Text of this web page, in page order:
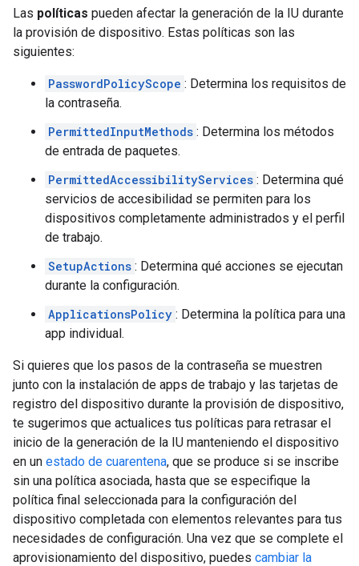
Las políticas pueden afectar la generación de la IU durante
la provisión de dispositivo. Estas políticas son las
siguientes:
PasswordPolicyScope : Determina los requisitos de
la contraseña.
PermittedInputMethods : Determina los métodos
de entrada de paquetes.
PermittedAccessibilityServices : Determina qué
servicios de accesibilidad se permiten para los
dispositivos completamente administrados y el perfil
de trabajo.
SetupActions : Determina qué acciones se ejecutan
durante la configuración.
ApplicationsPolicy : Determina la política para una
app individual.
Si quieres que los pasos de la contraseña se muestren
junto con la instalación de apps de trabajo y las tarjetas de
registro del dispositivo durante la provisión de dispositivo,
te sugerimos que actualices tus políticas para retrasar el
inicio de la generación de la IU manteniendo el dispositivo
en un estado de cuarentena, que se produce si se inscribe
sin una política asociada, hasta que se especifique la
política final seleccionada para la configuración del
dispositivo completada con elementos relevantes para tus
necesidades de configuración. Una vez que se complete el
aprovisionamiento del dispositivo, puedes cambiar la